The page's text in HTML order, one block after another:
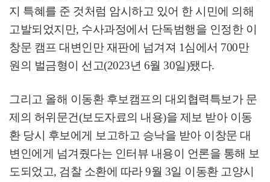
지 특혜를 준 것처럼 암시하고 있어 한 시민에 의해
고발되었지만, 수사과정에서 단독범행을 인정한 이
창문 캠프 대변인만 재판에 넘겨져 1심에서 700만
원의 벌금형이 선고(2023년 6월 30일)됐다.
그리고 올해 이동환 후보캠프의 대외협력특보가 문
제의 허위문건(보도자료의 내용)을 제보 받아 이동
환 당시 후보에게 보고하고 승낙을 받아 이창문 대
변인에게 넘겨줬다는 인터뷰 내용이 언론을 통해 보
도되었고, 검찰 소환에 따라9월 3일 이동환 고양시